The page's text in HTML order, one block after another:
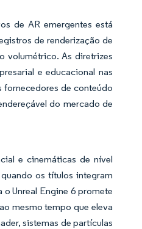
de AR emergentes está
de renderização de
volumétrico. As diretrizes
e educacional nas
fornecedores de conteúdo
do mercado de
e cinemáticas de nível
os títulos integram
Unreal Engine 6 promete
mesmo tempo que eleva
sistemas de partículas